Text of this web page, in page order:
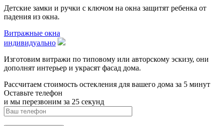
Детские замки и ручки с ключом на окна защитят ребенка от
падения из окна.
Витражные окна
индивидуально
Изготовим витражи по типовому или авторскому эскизу, они
дополнят интерьер и украсят фасад дома.
Рассчитаем стоимость остекления для вашего дома за 5 минут
Оставьте телефон
и мы перезвоним за 25 секунд